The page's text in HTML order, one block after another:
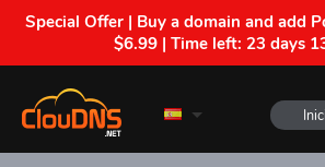
Special Offer | Buy a domain and add
$6.99 | Time left: 23 days